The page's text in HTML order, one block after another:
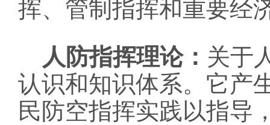
挥、管制指挥和重要经
人防指挥理论： 关于
认识和知识体系。它产
民防空指挥实践以指导